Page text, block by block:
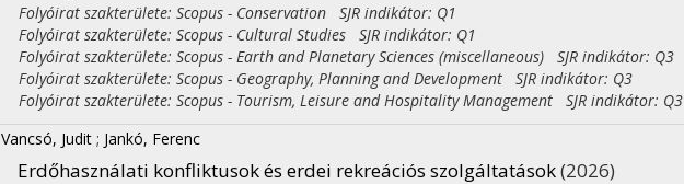
Folyóirat szakterülete: Scopus - Conservation SJR indikátor: Q1
Folyóirat szakterülete: Scopus - Cultural Studies SJR indikátor: Q1
Folyóirat szakterülete: Scopus - Earth and Planetary Sciences (miscellaneous) SJR indikátor: Q3
Folyóirat szakterülete: Scopus - Geography, Planning and Development SJR indikátor: Q3
Folyóirat szakterülete: Scopus - Tourism, Leisure and Hospitality Management SJR indikátor: Q3
Vancsó, Judit ; Jankó, Ferenc
Erdőhasználati konfliktusok és erdei rekreációs szolgáltatások(2026)